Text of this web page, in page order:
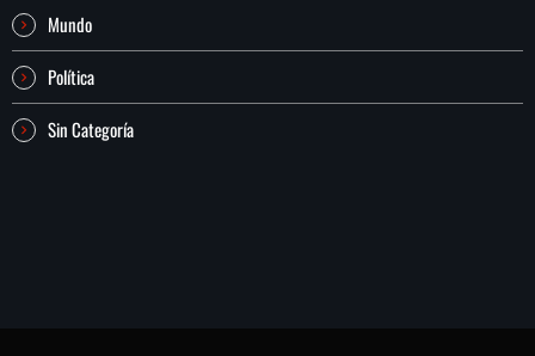
Mundo
Política
Sin Categoría